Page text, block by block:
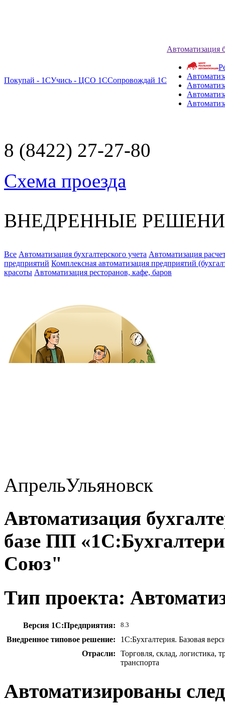
Покупай - 1СУчись - ЦСО 1ССопровождай 1С
Автоматизация
8 (8422) 27-27-80
Схема проезда
ВНЕДРЕННЫЕ
Все Автоматизация бухгалтерского учета Автоматизация
предприятий Комплексная автоматизация предприятий
красоты Автоматизация ресторанов, кафе, баров
АпрельУльяновск
Автоматизация
базе ПП
Союз"
Тип проекта:
Версия 1С:Предприятия: 8.3
Внедренное типовое решение:
1С:Бухгалтерия. Базовая
Отрасли:
Торговля, склад, логистика,
транспорта
Автоматизированы